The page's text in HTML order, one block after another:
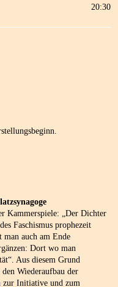
20:30
Kammerspiele: „Der Dichter
Faschismus prophezeit
auch am Ende
Dort wo man
Aus diesem Grund
Wiederaufbau der
zur Initiative und zum